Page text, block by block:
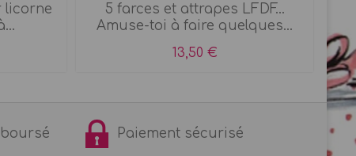
licorne
5 farces et attrapes LFDF...
Amuse-toi à faire quelques...
13,50 €
Paiement sécurisé